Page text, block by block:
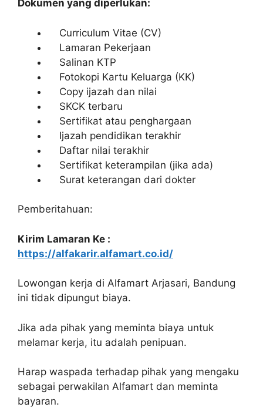
Dokumen yang diperlukan:
Curriculum Vitae (CV)
Lamaran Pekerjaan
Salinan KTP
Fotokopi Kartu Keluarga (KK)
Copy ijazah dan nilai
SKCK terbaru
Sertifikat atau penghargaan
Ijazah pendidikan terakhir
Daftar nilai terakhir
Sertifikat keterampilan (jika ada)
Surat keterangan dari dokter
Pemberitahuan:
Kirim Lamaran Ke :
https://alfakarir.alfamart.co.id/
Lowongan kerja di Alfamart Arjasari, Bandung
ini tidak dipungut biaya.
Jika ada pihak yang meminta biaya untuk
melamar kerja, itu adalah penipuan.
Harap waspada terhadap pihak yang mengaku
sebagai perwakilan Alfamart dan meminta
bayaran.